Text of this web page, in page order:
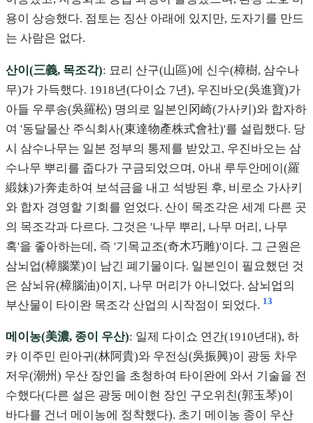
용이 상승했다. 점토는 징산 아래에 있지만, 도자기를 만드
는 사람은 없다.
산이(三義, 목조각): 묘리 산구(山區)에 신수(樟樹, 삼수나
무)가 가득했다. 1918년(다이쇼 7년), 우진바오(吳進寶)가
아들 우루송(吳羅松) 명의로 일본인冈崎(가사키)와 합자하
여 '동달물산 주식회사(東達物產株式會社)'를 설립했다. 당
시 삼수나무는 일본 정부의 통제를 받았고, 우진바오는 삼
수나무 뿌리를 줍다가 구금되었으며, 아내 루두안메이(羅
緞妹)가奔走하여 보석금을 내고 석방된 후, 비로소 가사키
와 합자 경영할 기회를 얻었다. 산이 목조각은 세계 다른 곳
의 목조각과 다르다. 그것은 '나무 뿌리, 나무 머리, 나무
혹'을 좋아하는데, 즉 '기목교조(奇木巧雕)'이다. 그 근원은
삼뇌업(樟腦業)이 남긴 폐기물이다. 일본인이 필요했던 것
은 삼뇌유(樟腦油)이지, 나무 머리가 아니었다. 삼뇌업의
부산물이 타이완 목조각 산업의 시작점이 되었다. 13
메이농(美濃, 종이 우산): 일제 다이쇼 연간(1910년대), 하
카 이주민 린아귀(林阿貴)와 우전싱(吳振興)이 광둥 차우
저우(潮州) 우산 장인을 초청하여 타이완에 와서 기술을 전
수했다(다른 설은 광둥 메이현 장인 구오위친(郭玉琴)이
바다를 건너 메이농에 정착했다). 초기 메이농 종이 우산